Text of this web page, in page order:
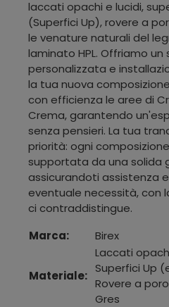
laccati opachi e lucidi,
(Superfici Up), rovere a
le venature naturali del
laminato HPL. Offriamo un
personalizzata e
la tua nuova
con efficienza le aree di
Crema, garantendo
senza pensieri. La tua
priorità: ogni
supportata da una solida
assicurandoti assistenza
eventuale necessità, con
ci contraddistingue.
Marca:
Birex
Materiale:
Laccati
Superfici Up
Rovere a
Gres